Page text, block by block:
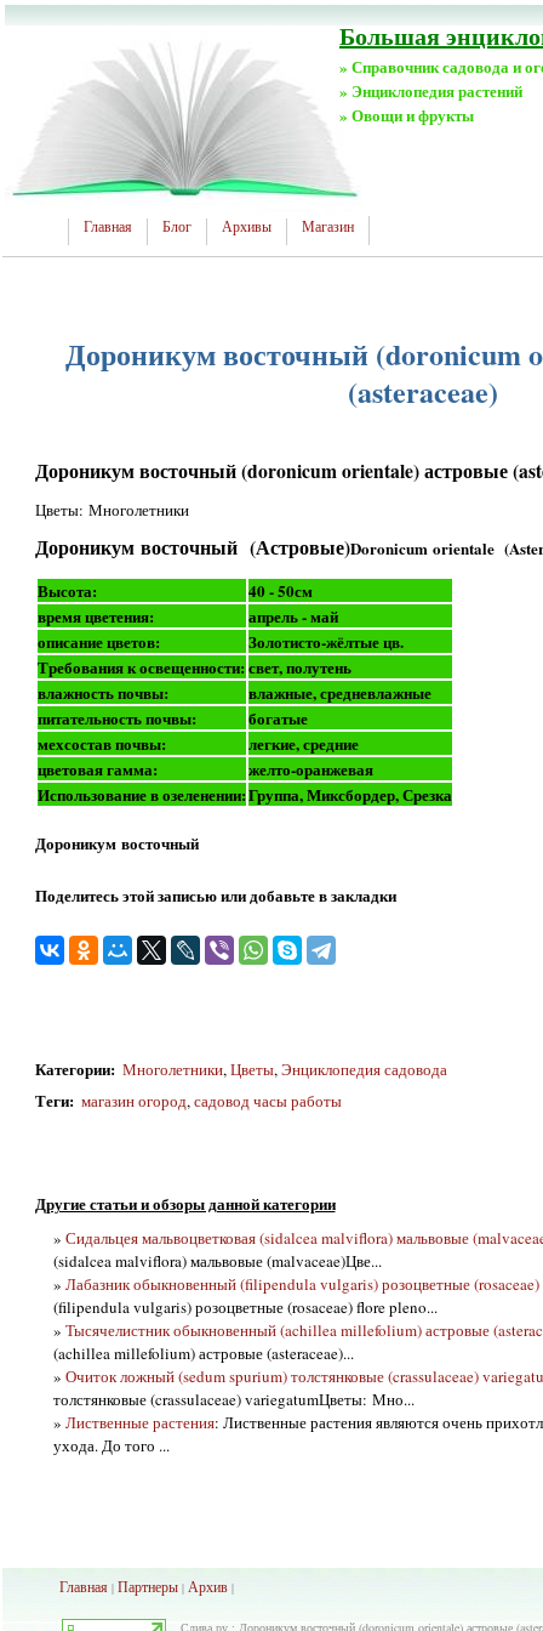
Большая
» Справочник садовода и
» Энциклопедия растений
» Овощи и фрукты
Главная Блог Архивы Магазин
Дороникум восточный (doronicum
(asteraceae)
Дороникум восточный (doronicum orientale) астровые
Цветы: Многолетники
Дороникум восточный (Астровые)Doronicum orientale
Высота:
40 - 50см
время цветения:
апрель - май
описание цветов:
Золотисто-жёлтые цв.
Требования к освещенности: свет, полутень
влажность почвы:
влажные, средневлажные
питательность почвы:
богатые
мехсостав почвы:
легкие, средние
цветовая гамма:
желто-оранжевая
Использование в озеленении:Группа, Миксбордер, Срезка
Дороникум восточный
Поделитесь этой записью или добавьте в закладки
Категории: Многолетники,Цветы,Энциклопедия садовода
Теги: магазин огород,садовод часы работы
Другие статьи и обзоры данной категории
» Сидальцея мальвоцветковая (sidalcea malviflora) мальвовые
(sidalcea malviflora) мальвовые (malvaceae)Цве...
» Лабазник обыкновенный (filipendula vulgaris) розоцветные
(filipendula vulgaris) розоцветные (rosaceae) flore pleno...
» Тысячелистник обыкновенный (achillea millefolium) астровые
(achillea millefolium) астровые (asteraceae)...
» Очиток ложный (sedum spurium) толстянковые (crassulaceae)
толстянковые (crassulaceae) variegatumЦветы: Мно...
» Лиственные растения: Лиственные растения являются очень
ухода. До того ...
Главная| Партнеры| Архив|
Слива.ру : Дороникум восточный (doronicum orientale) астровые